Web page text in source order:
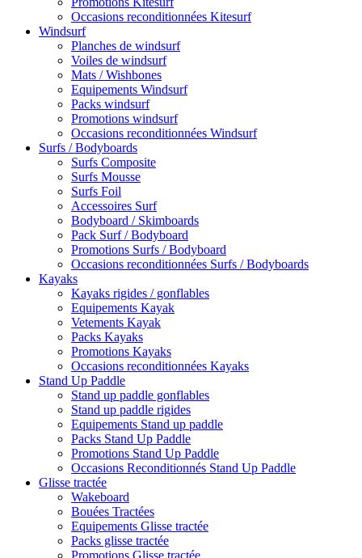
Occasions reconditionnées Kitesurf
Windsurf
Planches de windsurf
Voiles de windsurf
Mats / Wishbones
Equipements Windsurf
Packs windsurf
Promotions windsurf
Occasions reconditionnées Windsurf
Surfs / Bodyboards
Surfs Composite
Surfs Mousse
Surfs Foil
Accessoires Surf
Bodyboard / Skimboards
Pack Surf / Bodyboard
Promotions Surfs / Bodyboard
Occasions reconditionnées Surfs / Bodyboards
Kayaks
Kayaks rigides / gonflables
Equipements Kayak
Vetements Kayak
Packs Kayaks
Promotions Kayaks
Occasions reconditionnées Kayaks
Stand Up Paddle
Stand up paddle gonflables
Stand up paddle rigides
Equipements Stand up paddle
Packs Stand Up Paddle
Promotions Stand Up Paddle
Occasions Reconditionnés Stand Up Paddle
Glisse tractée
Wakeboard
Bouées Tractées
Equipements Glisse tractée
Packs glisse tractée
Promotions Glisse tractée